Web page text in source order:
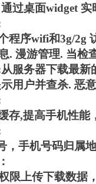
过桌面widget
程序wifi和3g/2g
. 漫游管理. 当检
服务器下载最新
用户并查杀. 恶
存,提高手机性能
，手机号码归属
限上传下载数据